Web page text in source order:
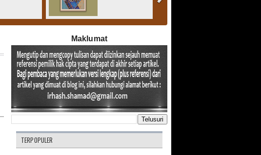
Maklumat
TERPOPULER